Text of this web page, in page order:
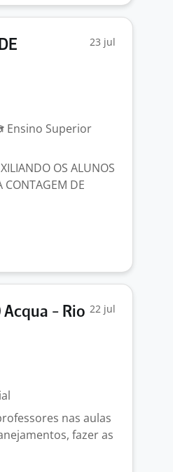
23 jul
Ensino Superior
OS ALUNOS
CONTAGEM DE
Acqua - Rio 22 jul
nas aulas
fazer as